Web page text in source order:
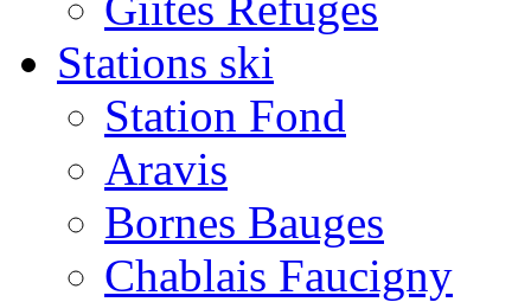
Stations ski
Station Fond
Aravis
Bornes Bauges
Chablais Faucigny